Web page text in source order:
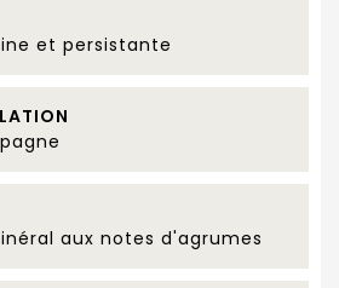
et persistante
aux notes d'agrumes